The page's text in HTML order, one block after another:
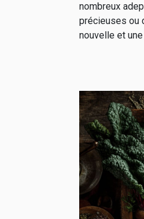
nombreux
précieuses ou
nouvelle et